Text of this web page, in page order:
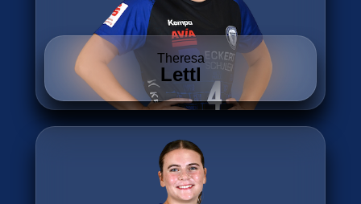
Theresa
Lettl